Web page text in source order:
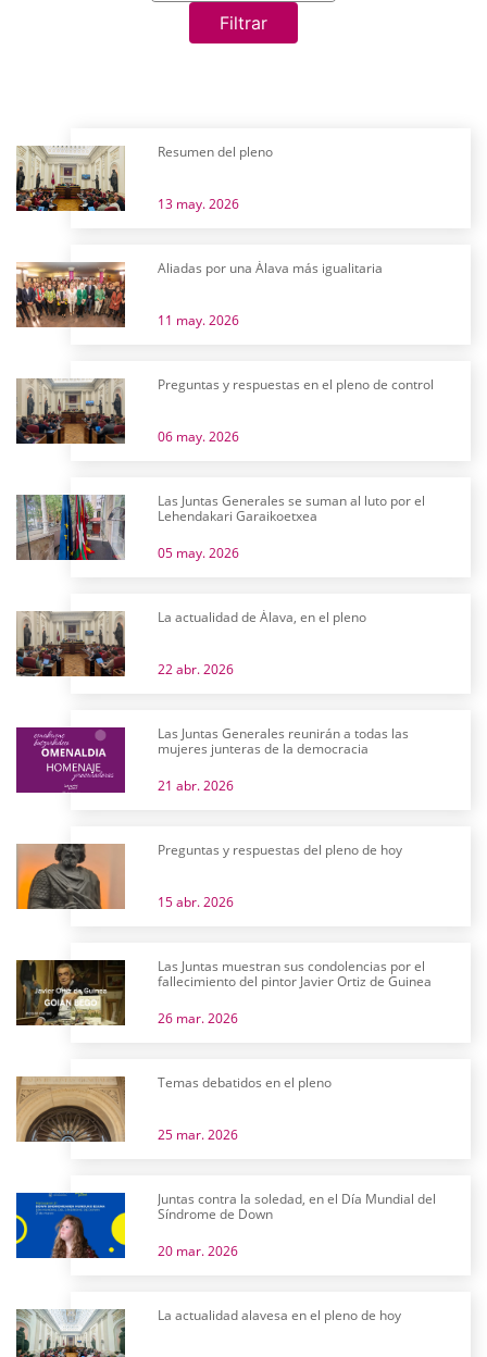
Filtrar
Resumen del pleno
13 may. 2026
Aliadas por una Álava más igualitaria
11 may. 2026
Preguntas y respuestas en el pleno de control
06 may. 2026
Las Juntas Generales se suman al luto por el
Lehendakari Garaikoetxea
05 may. 2026
La actualidad de Álava, en el pleno
22 abr. 2026
Las Juntas Generales reunirán a todas las
mujeres junteras de la democracia
21 abr. 2026
Preguntas y respuestas del pleno de hoy
15 abr. 2026
Las Juntas muestran sus condolencias por el
fallecimiento del pintor Javier Ortiz de Guinea
26 mar. 2026
Temas debatidos en el pleno
25 mar. 2026
Juntas contra la soledad, en el Día Mundial del
Síndrome de Down
20 mar. 2026
La actualidad alavesa en el pleno de hoy